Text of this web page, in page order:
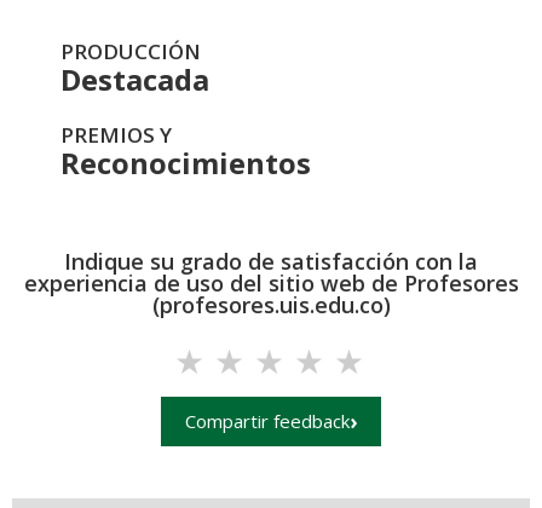
PRODUCCIÓN
Destacada
PREMIOS Y
Reconocimientos
Indique su grado de satisfacción con la
experiencia de uso del sitio web de Profesores
(profesores.uis.edu.co)